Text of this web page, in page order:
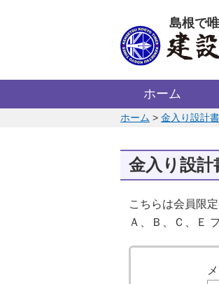
島根で
ホーム
このページの位置:
ホーム > 金入り設計書
金入り設計
こちらは会員限定
Ａ、Ｂ、Ｃ、Ｅ